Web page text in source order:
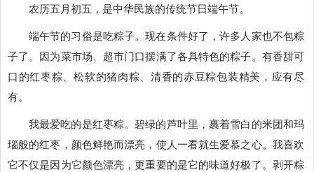
农历五月初五，是中华民族的传统节日端午节。
端午节的习俗是吃粽子。现在条件好了，许多人家也不包粽
子了。因为菜市场、超市门口摆满了各具特色的粽子。有香甜可
口的红枣粽、松软的猪肉粽、清香的赤豆粽包装精美，应有尽
有。
我最爱吃的是红枣粽。碧绿的芦叶里，裹着雪白的米团和玛
瑙般的红枣，颜色鲜艳而漂亮，使人一看就生爱慕之心。我喜欢
它不仅是因为它颜色漂亮，更重要的是它的味道好极了。剥开粽